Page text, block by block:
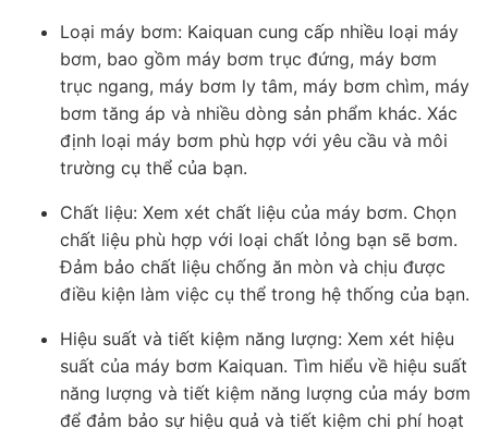
Loại máy bơm: Kaiquan cung cấp nhiều loại máy
bơm, bao gồm máy bơm trục đứng, máy bơm
trục ngang, máy bơm ly tâm, máy bơm chìm, máy
bơm tăng áp và nhiều dòng sản phẩm khác. Xác
định loại máy bơm phù hợp với yêu cầu và môi
trường cụ thể của bạn.
Chất liệu: Xem xét chất liệu của máy bơm. Chọn
chất liệu phù hợp với loại chất lỏng bạn sẽ bơm.
Đảm bảo chất liệu chống ăn mòn và chịu được
điều kiện làm việc cụ thể trong hệ thống của bạn.
Hiệu suất và tiết kiệm năng lượng: Xem xét hiệu
suất của máy bơm Kaiquan. Tìm hiểu về hiệu suất
năng lượng và tiết kiệm năng lượng của máy bơm
để đảm bảo sự hiệu quả và tiết kiệm chi phí hoạt